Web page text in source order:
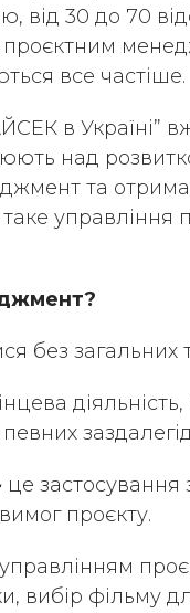
від 30 до 70
проєктним
все частіше.
в Україні”
над
та
без загальних
це застосування
проєкту.
вибір фільму